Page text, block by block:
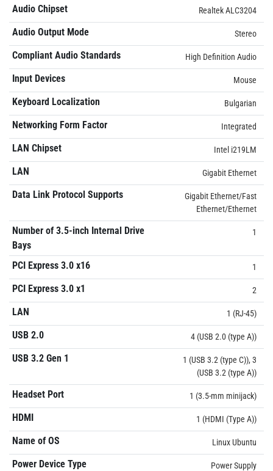
Audio Chipset Realtek ALC3204
Audio Output Mode Stereo
Compliant Audio Standards High Definition Audio
Input Devices Mouse
Keyboard Localization Bulgarian
Networking Form Factor Integrated
LAN Chipset Intel i219LM
LAN Gigabit Ethernet
Data Link Protocol Supports
Gigabit Ethernet/Fast
Ethernet/Ethernet
Number of 3.5-inch Internal Drive
Bays
1
PCI Express 3.0 x16 1
PCI Express 3.0 x1 2
LAN 1 (RJ-45)
USB 2.0 4 (USB 2.0 (type A))
USB 3.2 Gen 1
1 (USB 3.2 (type C)), 3
(USB 3.2 (type A))
Headset Port 1 (3.5-mm minijack)
HDMI 1 (HDMI (Type A))
Name of OS Linux Ubuntu
Power Device Type Power Supply